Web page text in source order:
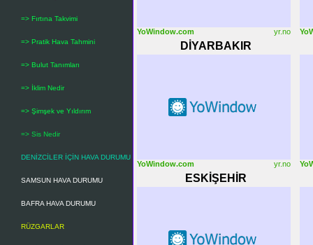
=> Fırtına Takvimi
=> Pratik Hava Tahmini
=> Bulut Tanımları
=> İklim Nedir
=> Şimşek ve Yıldırım
=> Sis Nedir
DENİZCİLER İÇİN HAVA DURUMU
SAMSUN HAVA DURUMU
BAFRA HAVA DURUMU
RÜZGARLAR
YoWindow.com yr.no
DİYARBAKIR
YoWindow.com yr.no
ESKİŞEHİR